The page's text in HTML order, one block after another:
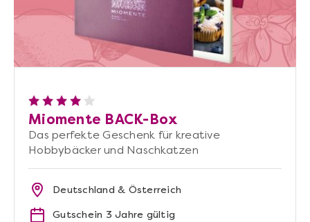
Miomente BACK-Box
Das perfekte Geschenk für kreative
Hobbybäcker und Naschkatzen
Deutschland & Österreich
Gutschein 3 Jahre gültig